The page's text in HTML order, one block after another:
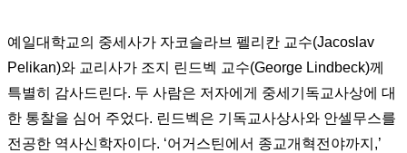
예일대학교의 중세사가 자코슬라브 펠리칸 교수(Jacoslav
Pelikan)와 교리사가 조지 린드벡 교수(George Lindbeck)께
특별히 감사드린다. 두 사람은 저자에게 중세기독교사상에 대
한 통찰을 심어 주었다. 린드벡은 기독교사상사와 안셀무스를
전공한 역사신학자이다. ‘어거스틴에서 종교개혁전야까지 ,’